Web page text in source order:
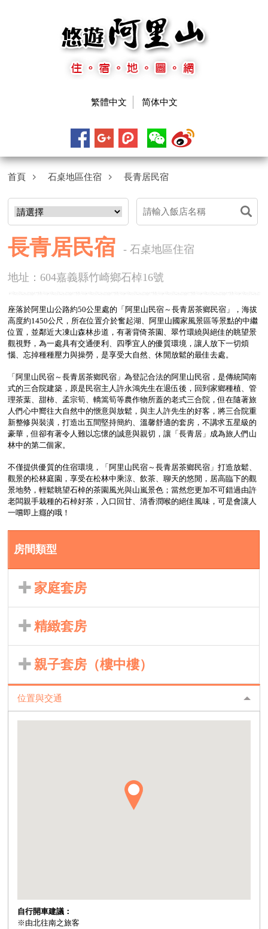
繁體中文 简体中文
首頁 石桌地區住宿 長青居民宿
長青居民宿 - 石桌地區住宿
地址：604嘉義縣竹崎鄉石棹16號
座落於阿里山公路約50公里處的「阿里山民宿～長青居茶鄉民宿」，海拔
高度約1450公尺，所在位置介於奮起湖、阿里山國家風景區等景點的中繼
位置，並鄰近大凍山森林步道，有著背倚茶園、翠竹環繞與絕佳的眺望景
觀視野，為一處具有交通便利、四季宜人的優質環境，讓人放下一切煩
惱、忘掉種種壓力與操勞，是享受大自然、休閒放鬆的最佳去處。
「阿里山民宿～長青居茶鄉民宿」為登記合法的阿里山民宿，是傳統閩南
式的三合院建築，原是民宿主人許永鴻先生在退伍後，回到家鄉種植、管
理茶葉、甜柿、孟宗筍、轎篙筍等農作物所蓋的老式三合院，但在隨著旅
人們心中嚮往大自然中的愜意與放鬆，與主人許先生的好客，將三合院重
新整修與裝潢，打造出五間堅持簡約、溫馨舒適的套房，不講求五星級的
豪華，但卻有著令人難以忘懷的誠意與親切，讓「長青居」成為旅人們山
林中的第二個家。
不僅提供優質的住宿環境，「阿里山民宿～長青居茶鄉民宿」打造放鬆、
觀景的松林庭園，享受在松林中乘涼、飲茶、聊天的悠閒，居高臨下的觀
景地勢，輕鬆眺望石棹的茶園風光與山嵐景色；當然您更加不可錯過由許
老闆親手栽種的石棹好茶，入口回甘、清香潤喉的絕佳風味，可是會讓人
一嚐即上癮的哦！
房間類型
家庭套房
精緻套房
親子套房（樓中樓）
位置與交通
自行開車建議：
※由北往南之旅客